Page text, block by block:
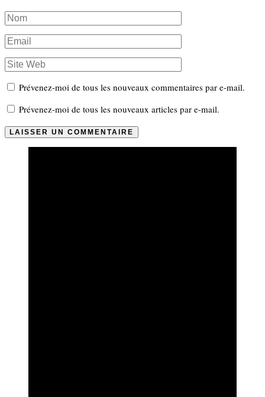
Prévenez-moi de tous les nouveaux commentaires par e-mail.
Prévenez-moi de tous les nouveaux articles par e-mail.